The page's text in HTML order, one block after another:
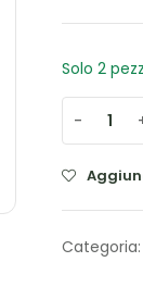
Solo 2
-
Categoria: